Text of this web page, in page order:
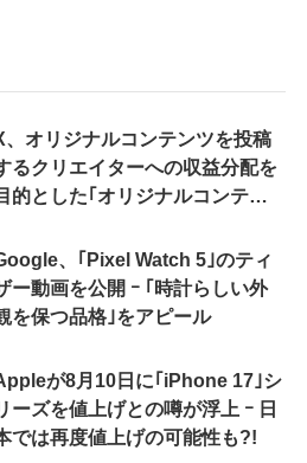
、オリジナルコンテンツを投稿
るクリエイターへの収益分配を
的とした｢オリジナルコンテン
の｢収益分配｣は廃止
、｢Pixel Watch 5｣のティ
ー動画を公開 ｰ ｢時計らしい外
を保つ品格｣をアピール
が8月10日に｢iPhone 17｣シ
ーズを値上げとの噂が浮上 ｰ 日
では再度値上げの可能性も?!